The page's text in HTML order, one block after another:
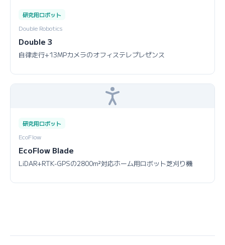
研究用ロボット
Double Robotics
Double 3
自律走行+13MPカメラのオフィステレプレゼンス
研究用ロボット
EcoFlow
EcoFlow Blade
LiDAR+RTK-GPSの2800m²対応ホーム用ロボット芝刈り機